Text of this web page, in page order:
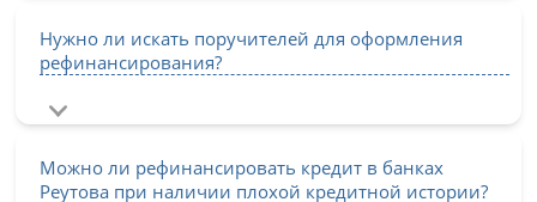
Нужно ли искать поручителей для оформления
рефинансирования?
Можно ли рефинансировать кредит в банках
Реутова при наличии плохой кредитной истории?